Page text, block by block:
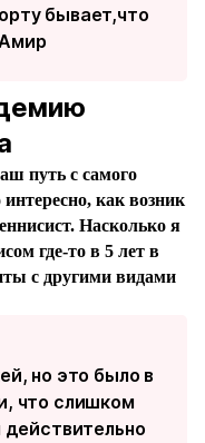
бывает,что
путь с самого
как возник
Насколько я
где-то в 5 лет в
с другими видами
но это было в
что слишком
действительно